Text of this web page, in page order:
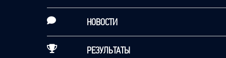
НОВОСТИ
РЕЗУЛЬТАТЫ